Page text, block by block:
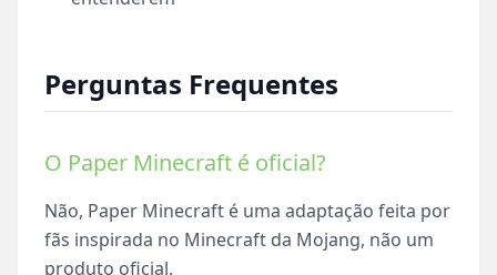
Perguntas Frequentes
O Paper Minecraft é oficial?
Não, Paper Minecraft é uma adaptação feita por
fãs inspirada no Minecraft da Mojang, não um
produto oficial.